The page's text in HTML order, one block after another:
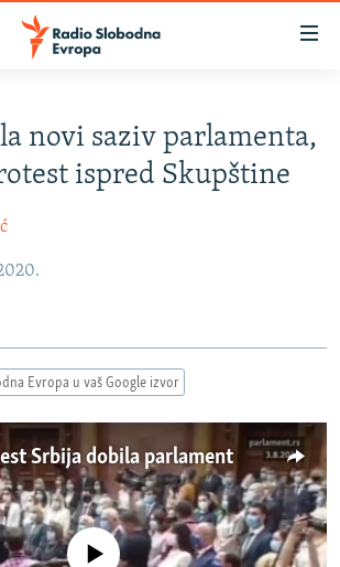
novi saziv parlamenta,
ispred Skupštine
Evropa u vaš Google izvor
Srbija dobila parlament
source currently available